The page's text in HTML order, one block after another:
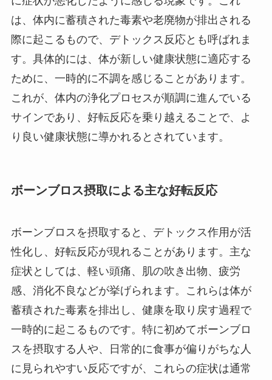
は、体内に蓄積された毒素や老廃物が排出される
際に起こるもので、デトックス反応とも呼ばれま
す。具体的には、体が新しい健康状態に適応する
ために、一時的に不調を感じることがあります。
これが、体内の浄化プロセスが順調に進んでいる
サインであり、好転反応を乗り越えることで、よ
り良い健康状態に導かれるとされています。
ボーンブロス摂取による主な好転反応
ボーンブロスを摂取すると、デトックス作用が活
性化し、好転反応が現れることがあります。主な
症状としては、軽い頭痛、肌の吹き出物、疲労
感、消化不良などが挙げられます。これらは体が
蓄積された毒素を排出し、健康を取り戻す過程で
一時的に起こるものです。特に初めてボーンブロ
スを摂取する人や、日常的に食事が偏りがちな人
に見られやすい反応ですが、これらの症状は通常